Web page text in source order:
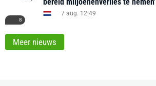
8
7 aug. 12:49
Meer nieuws